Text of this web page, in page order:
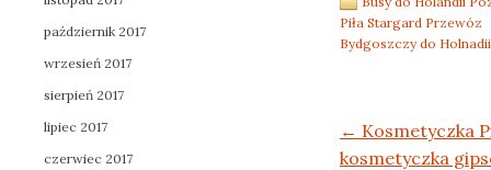
Piła Stargard Przewóz
Bydgoszczy do Holnadii
Post navigation
← Kosmetyczka
kosmetyczka
październik 2017
wrzesień 2017
sierpień 2017
lipiec 2017
czerwiec 2017